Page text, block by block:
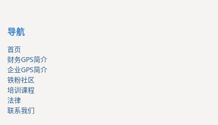
导航
首页
财务GPS简介
企业GPS简介
铁粉社区
培训课程
法律
联系我们